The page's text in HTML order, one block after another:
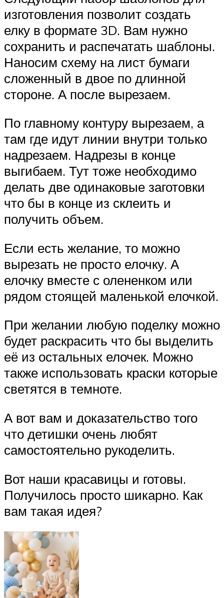
изготовления позволит создать
елку в формате 3D. Вам нужно
сохранить и распечатать шаблоны.
Наносим схему на лист бумаги
сложенный в двое по длинной
стороне. А после вырезаем.
По главному контуру вырезаем, а
там где идут линии внутри только
надрезаем. Надрезы в конце
выгибаем. Тут тоже необходимо
делать две одинаковые заготовки
что бы в конце из склеить и
получить объем.
Если есть желание, то можно
вырезать не просто елочку. А
елочку вместе с олененком или
рядом стоящей маленькой елочкой.
При желании любую поделку можно
будет раскрасить что бы выделить
её из остальных елочек. Можно
также использовать краски которые
светятся в темноте.
А вот вам и доказательство того
что детишки очень любят
самостоятельно рукоделить.
Вот наши красавицы и готовы.
Получилось просто шикарно. Как
вам такая идея?